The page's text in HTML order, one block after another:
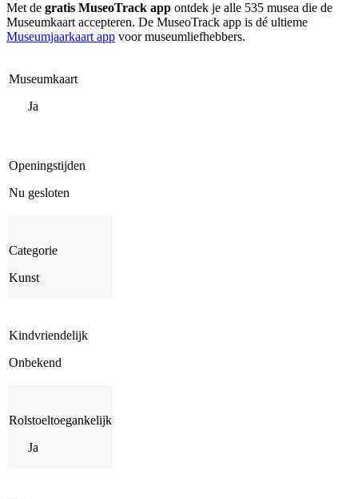
Met de gratis MuseoTrack app ontdek je alle 535 musea die de
Museumkaart accepteren. De MuseoTrack app is dé ultieme
Museumjaarkaart app voor museumliefhebbers.
Museumkaart
Ja
Openingstijden
Nu gesloten
Categorie
Kunst
Kindvriendelijk
Onbekend
Rolstoeltoegankelijk
Ja